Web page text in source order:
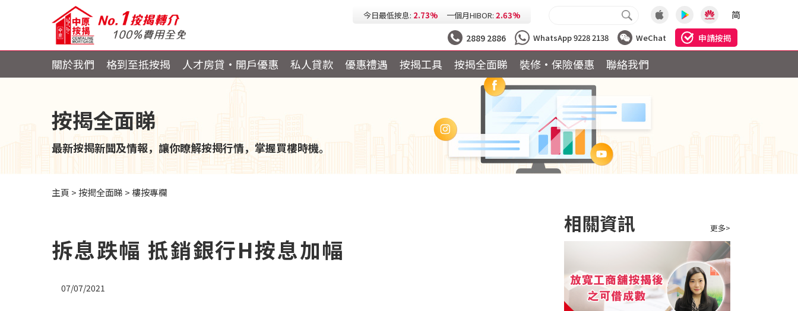
今日最低按息: 2.73% 一個月HIBOR: 2.63%
今日最低H按: 3.25%
简
2889 2886 WhatsApp 9228 2138 WeChat 申請按揭
關於我們 格到至抵按揭 人才房貸・開戶優惠 私人貸款 優惠禮遇 按揭工具 按揭全面睇 裝修·保險優惠 聯絡我們
按揭全面睇
最新按揭新聞及情報，讓你瞭解按揭行情，掌握買樓時機。
主頁 >按揭全面睇 > 樓按專欄
拆息跌幅 抵銷銀行H按息加幅
07/07/2021
相關資訊 更多>